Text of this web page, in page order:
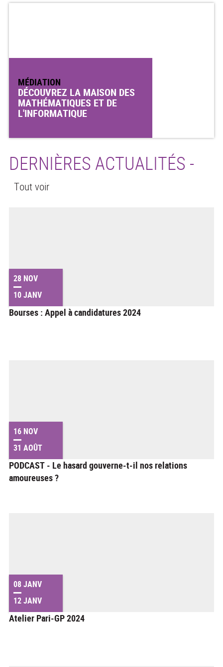
MÉDIATION
DÉCOUVREZ LA MAISON DES
MATHÉMATIQUES ET DE
L'INFORMATIQUE
DERNIÈRES ACTUALITÉS -
Tout voir
28 NOV
10 JANV
Bourses : Appel à candidatures 2024
16 NOV
31 AOÛT
PODCAST - Le hasard gouverne-t-il nos relations
amoureuses ?
08 JANV
12 JANV
Atelier Pari-GP 2024